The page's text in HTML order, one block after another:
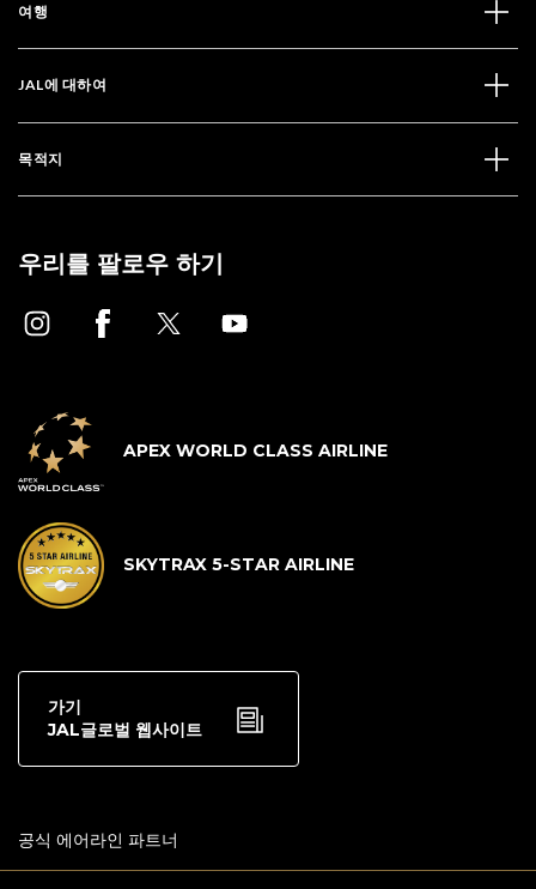
여행
JAL에 대하여
목적지
우리를 팔로우 하기
APEX WORLD CLASS AIRLINE
SKYTRAX 5-STAR AIRLINE
가기
JAL글로벌 웹사이트
공식 에어라인 파트너